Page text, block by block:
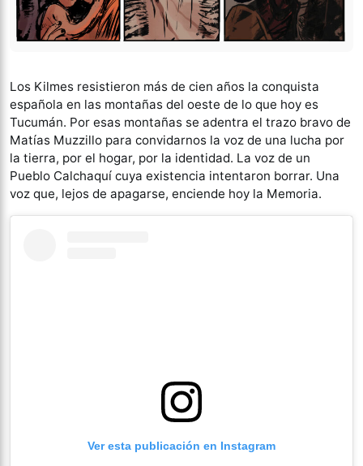
Los Kilmes resistieron más de cien años la conquista
española en las montañas del oeste de lo que hoy es
Tucumán. Por esas montañas se adentra el trazo bravo de
Matías Muzzillo para convidarnos la voz de una lucha por
la tierra, por el hogar, por la identidad. La voz de un
Pueblo Calchaquí cuya existencia intentaron borrar. Una
voz que, lejos de apagarse, enciende hoy la Memoria.
Ver esta publicación en Instagram